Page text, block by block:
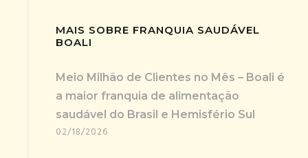
MAIS SOBRE FRANQUIA SAUDÁVEL
BOALI
Meio Milhão de Clientes no Mês – Boali é
a maior franquia de alimentação
saudável do Brasil e Hemisfério Sul
02/18/2026